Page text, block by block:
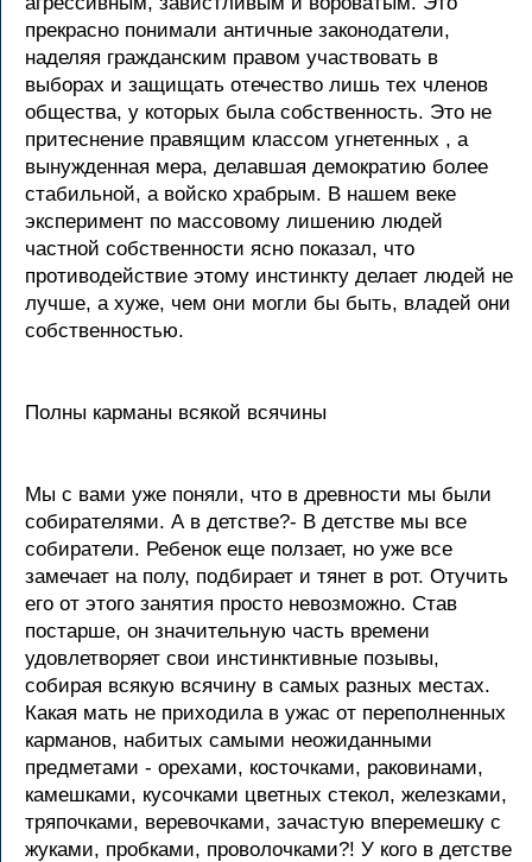
прекрасно понимали античные законодатели,
наделяя гражданским правом участвовать в
выборах и защищать отечество лишь тех членов
общества, у которых была собственность. Это не
притеснение правящим классом угнетенных , а
вынужденная мера, делавшая демократию более
стабильной, а войско храбрым. В нашем веке
эксперимент по массовому лишению людей
частной собственности ясно показал, что
противодействие этому инстинкту делает людей не
лучше, а хуже, чем они могли бы быть, владей они
собственностью.
Полны карманы всякой всячины
Мы с вами уже поняли, что в древности мы были
собирателями. А в детстве?- В детстве мы все
собиратели. Ребенок еще ползает, но уже все
замечает на полу, подбирает и тянет в рот. Отучить
его от этого занятия просто невозможно. Став
постарше, он значительную часть времени
удовлетворяет свои инстинктивные позывы,
собирая всякую всячину в самых разных местах.
Какая мать не приходила в ужас от переполненных
карманов, набитых самыми неожиданными
предметами - орехами, косточками, раковинами,
камешками, кусочками цветных стекол, железками,
тряпочками, веревочками, зачастую вперемешку с
жуками, пробками, проволочками?! У кого в детстве